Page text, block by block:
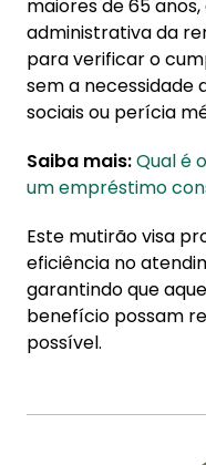
maiores de 65
administrativa da
para verificar o
sem a necessidade
sociais ou perícia
Saiba mais:Qual é
um empréstimo
Este mutirão visa
eficiência no
garantindo que
benefício possam
possível.